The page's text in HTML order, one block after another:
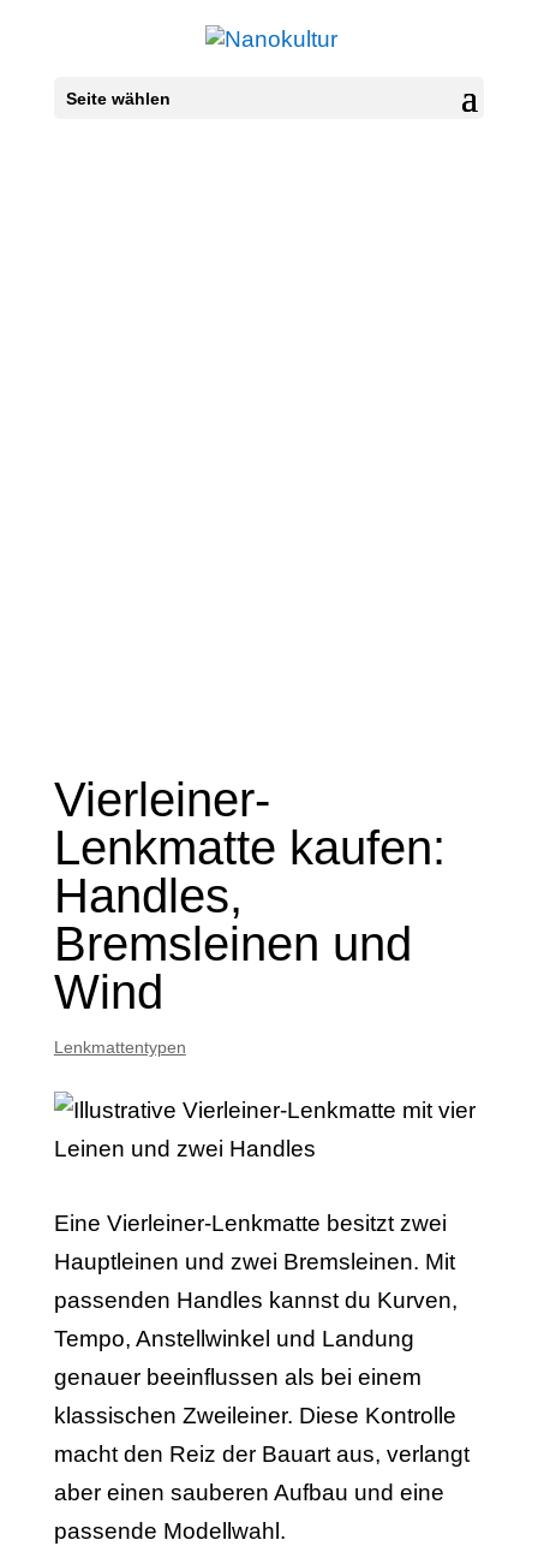
Seite wählen
Vierleiner-
Lenkmatte kaufen:
Handles,
Bremsleinen und
Wind
Lenkmattentypen
Eine Vierleiner-Lenkmatte besitzt zwei
Hauptleinen und zwei Bremsleinen. Mit
passenden Handles kannst du Kurven,
Tempo, Anstellwinkel und Landung
genauer beeinflussen als bei einem
klassischen Zweileiner. Diese Kontrolle
macht den Reiz der Bauart aus, verlangt
aber einen sauberen Aufbau und eine
passende Modellwahl.